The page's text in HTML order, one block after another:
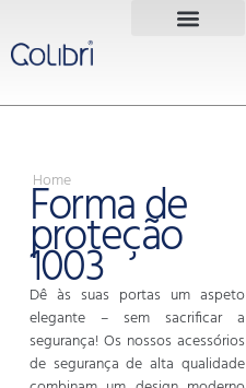
Home
Forma de
proteção
1003
Dê às suas portas um aspeto
elegante – sem sacrificar a
segurança! Os nossos acessórios
de segurança de alta qualidade